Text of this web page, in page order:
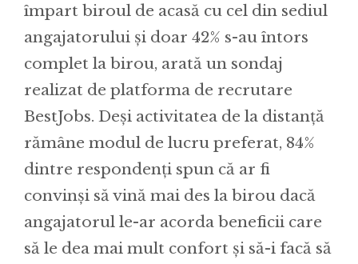
împart biroul de acasă cu cel din sediul
angajatorului și doar 42% s-au întors
complet la birou, arată un sondaj
realizat de platforma de recrutare
BestJobs. Deși activitatea de la distanță
rămâne modul de lucru preferat, 84%
dintre respondenți spun că ar fi
convinși să vină mai des la birou dacă
angajatorul le-ar acorda beneficii care
să le dea mai mult confort și să-i facă să